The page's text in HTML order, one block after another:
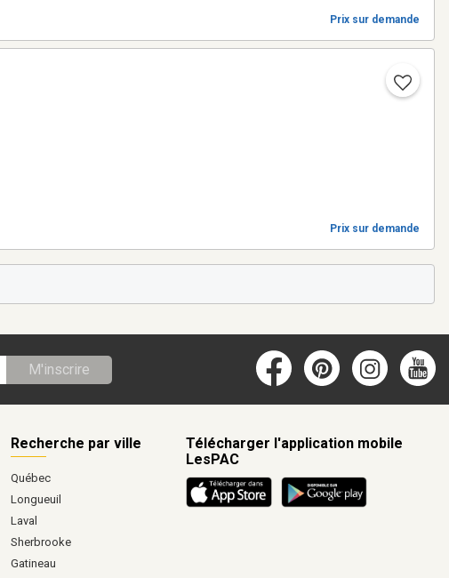
Prix sur demande
Prix sur demande
M'inscrire
Recherche par ville
Québec
Longueuil
Laval
Sherbrooke
Gatineau
Télécharger l'application mobile
LesPAC